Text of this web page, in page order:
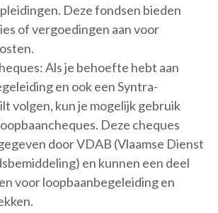
Deze fondsen bieden
of vergoedingen aan voor
Als je behoefte hebt aan
en ook een Syntra-
volgen, kun je mogelijk gebruik
Deze cheques
door VDAB (Vlaamse Dienst
en kunnen een deel
voor loopbaanbegeleiding en